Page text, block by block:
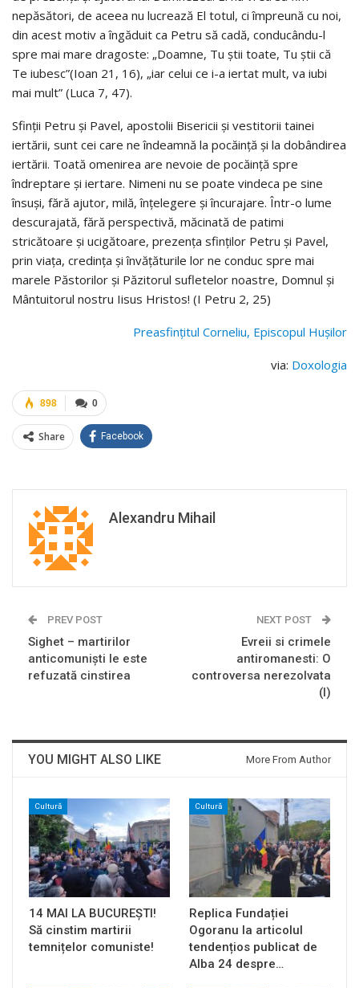
nepăsători, de aceea nu lucrează El totul, ci împreună cu noi,
din acest motiv a îngăduit ca Petru să cadă, conducându-l
spre mai mare dragoste: „Doamne, Tu știi toate, Tu știi că
Te iubesc”(Ioan 21, 16), „iar celui ce i-a iertat mult, va iubi
mai mult” (Luca 7, 47).
Sfinții Petru și Pavel, apostolii Bisericii și vestitorii tainei
iertării, sunt cei care ne îndeamnă la pocăință și la dobândirea
iertării. Toată omenirea are nevoie de pocăință spre
îndreptare și iertare. Nimeni nu se poate vindeca pe sine
însuși, fără ajutor, milă, înțelegere și încurajare. Într-o lume
descurajată, fără perspectivă, măcinată de patimi
stricătoare și ucigătoare, prezența sfinților Petru și Pavel,
prin viața, credința și învățăturile lor ne conduc spre mai
marele Păstorilor și Păzitorul sufletelor noastre, Domnul și
Mântuitorul nostru Iisus Hristos! (I Petru 2, 25)
Preasfințitul Corneliu, Episcopul Hușilor
via: Doxologia
0
898
Share Facebook
Alexandru Mihail
PREV POST
Sighet – martirilor
anticomunişti le este
refuzată cinstirea
NEXT POST
Evreii si crimele
antiromanesti: O
controversa nerezolvata
(I)
YOU MIGHT ALSO LIKE More From Author
Cultură
14 MAI LA BUCUREȘTI!
Să cinstim martirii
temnițelor comuniste!
Cultură
Replica Fundației
Ogoranu la articolul
tendențios publicat de
Alba 24 despre…